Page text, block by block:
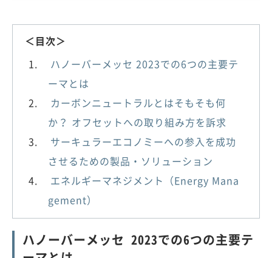
＜目次＞
ハノーバーメッセ 2023での6つの主要テ
ーマとは
カーボンニュートラルとはそもそも何
か？ オフセットへの取り組み方を訴求
サーキュラーエコノミーへの参入を成功
させるための製品・ソリューション
エネルギーマネジメント（Energy Mana
gement）
ハノーバーメッセ 2023での6つの主要テ